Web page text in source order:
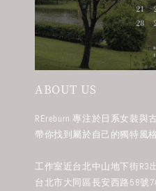
ABOUT US
REreburn 專注於日系女裝與
帶你找到屬於自己的獨特風格
工作室近台北中山地下街R3
台北市大同區長安西路58號7